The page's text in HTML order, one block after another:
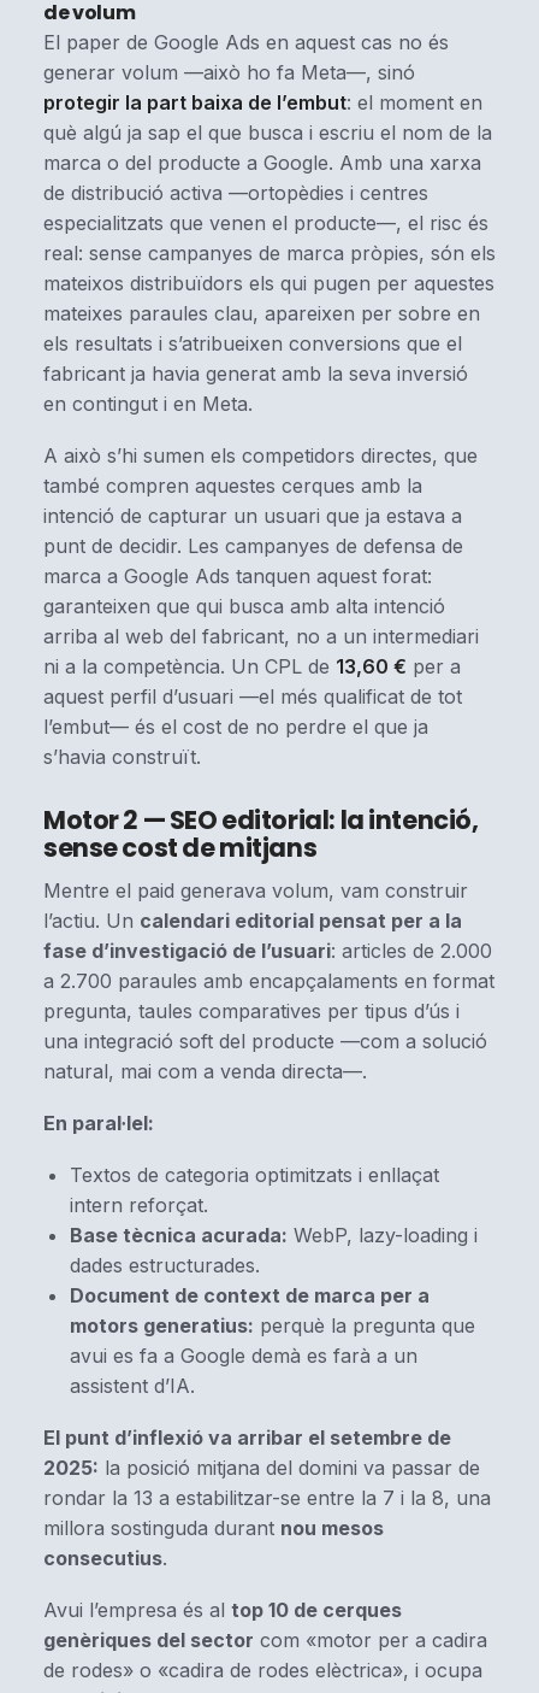
de volum
El paper de Google Ads en aquest cas no és
generar volum —això ho fa Meta—, sinó
protegir la part baixa de l’embut: el moment en
què algú ja sap el que busca i escriu el nom de la
marca o del producte a Google. Amb una xarxa
de distribució activa —ortopèdies i centres
especialitzats que venen el producte—, el risc és
real: sense campanyes de marca pròpies, són els
mateixos distribuïdors els qui pugen per aquestes
mateixes paraules clau, apareixen per sobre en
els resultats i s’atribueixen conversions que el
fabricant ja havia generat amb la seva inversió
en contingut i en Meta.
A això s’hi sumen els competidors directes, que
també compren aquestes cerques amb la
intenció de capturar un usuari que ja estava a
punt de decidir. Les campanyes de defensa de
marca a Google Ads tanquen aquest forat:
garanteixen que qui busca amb alta intenció
arriba al web del fabricant, no a un intermediari
ni a la competència. Un CPL de 13,60 € per a
aquest perfil d’usuari —el més qualificat de tot
l’embut— és el cost de no perdre el que ja
s’havia construït.
Motor 2 — SEO editorial: la intenció,
sense cost de mitjans
Mentre el paid generava volum, vam construir
l’actiu. Un calendari editorial pensat per a la
fase d’investigació de l’usuari: articles de 2.000
a 2.700 paraules amb encapçalaments en format
pregunta, taules comparatives per tipus d’ús i
una integració soft del producte —com a solució
natural, mai com a venda directa—.
En paral·lel:
Textos de categoria optimitzats i enllaçat
intern reforçat.
Base tècnica acurada: WebP, lazy-loading i
dades estructurades.
Document de context de marca per a
motors generatius: perquè la pregunta que
avui es fa a Google demà es farà a un
assistent d’IA.
El punt d’inflexió va arribar el setembre de
2025: la posició mitjana del domini va passar de
rondar la 13 a estabilitzar-se entre la 7 i la 8, una
millora sostinguda durant nou mesos
consecutius.
Avui l’empresa és al top 10 de cerques
genèriques del sector com «motor per a cadira
de rodes» o «cadira de rodes elèctrica», i ocupa